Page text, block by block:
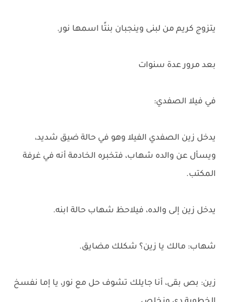
يتزوج كريم من لبنى وينجبان بنتًا اسمها نور.
بعد مرور عدة سنوات
في فيلا الصفدي:
يدخل زين الصفدي الفيلا وهو في حالة ضيق شديد،
ويسأل عن والده شهاب، فتخبره الخادمة أنه في غرفة
المكتب.
يدخل زين إلى والده، فيلاحظ شهاب حالة ابنه.
شهاب: مالك يا زين؟ شكلك مضايق.
زين: بص بقى، أنا جايلك تشوف حل مع نور، يا إما نفسخ